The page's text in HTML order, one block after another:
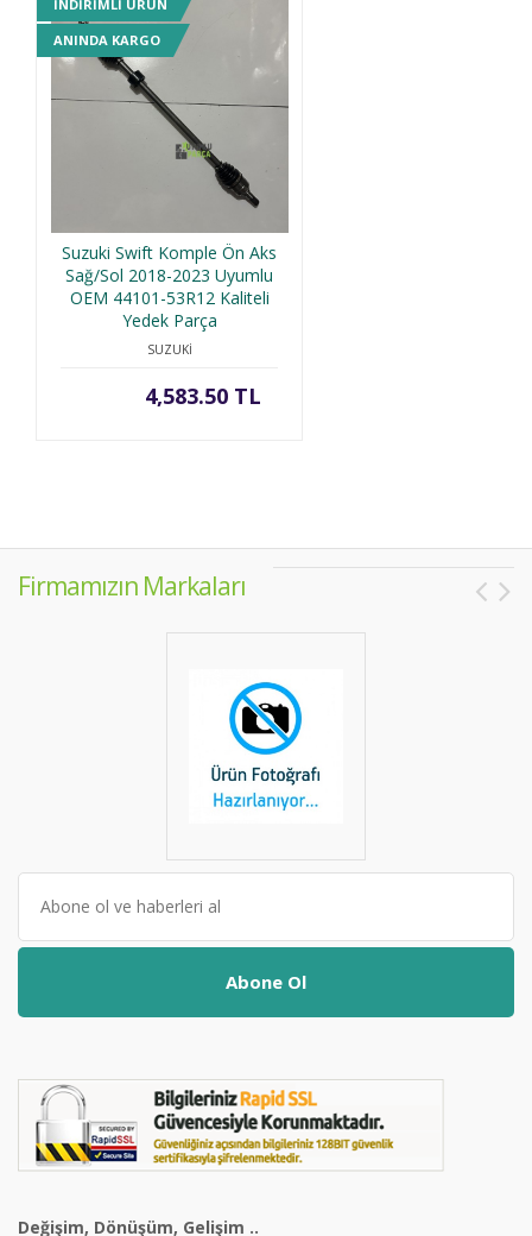
INDIRIMLI ÜRÜN
ANINDA KARGO
Suzuki Swift Komple Ön Aks
Sağ/Sol 2018-2023 Uyumlu
OEM 44101-53R12 Kaliteli
Yedek Parça
SUZUKİ
4,583.50 TL
Firmamızın Markaları
Abone Ol
Değişim, Dönüşüm, Gelişim ..